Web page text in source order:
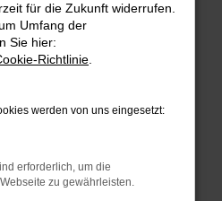
Error
aufgetreten.
die dir helfen können:
und deine
zum Beispiel deine
für die Zukunft widerrufen.
Umfang der
Sie hier:
Richtlinie
werden von uns eingesetzt:
erforderlich, um die
zu gewährleisten.